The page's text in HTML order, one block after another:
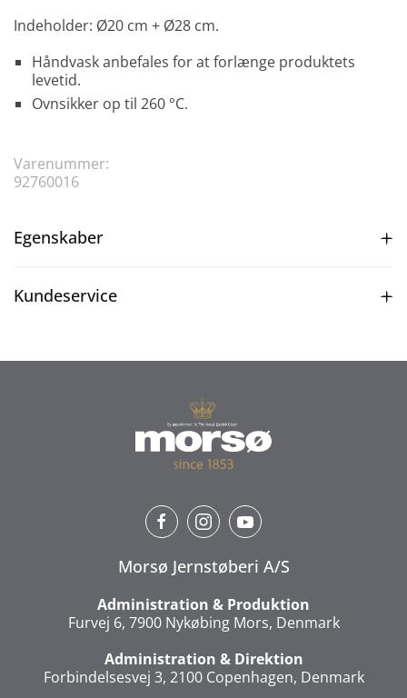
Indeholder: Ø20 cm + Ø28 cm.
Håndvask anbefales for at forlænge produktets
levetid.
Ovnsikker op til 260 °C.
Varenummer:
92760016
Egenskaber
Kundeservice
Morsø Jernstøberi A/S
Administration & Produktion
Furvej 6, 7900 Nykøbing Mors, Denmark
Administration & Direktion
Forbindelsesvej 3, 2100 Copenhagen, Denmark